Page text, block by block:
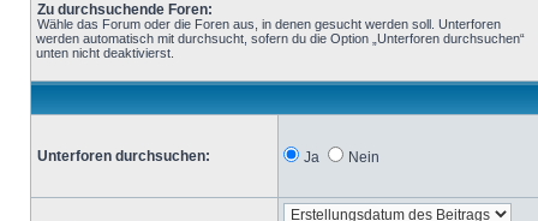
Zu durchsuchende Foren:
Wähle das Forum oder die Foren aus, in denen gesucht werden soll. Unterforen
werden automatisch mit durchsucht, sofern du die Option „Unterforen durchsuchen“
unten nicht deaktivierst.
Unterforen durchsuchen: Ja Nein